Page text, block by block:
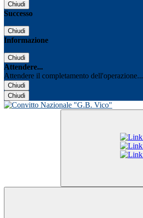
Chiudi
Successo
Chiudi
Informazione
Chiudi
Attendere...
Attendere il completamento dell'operazione...
Chiudi
Chiudi